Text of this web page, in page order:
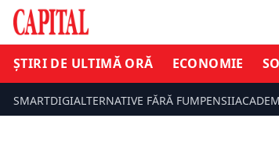
ȘTIRI DE ULTIMĂ ORĂ ECONOMIE
SMARTDIGIALTERNATIVE FĂRĂ FUMPENSII